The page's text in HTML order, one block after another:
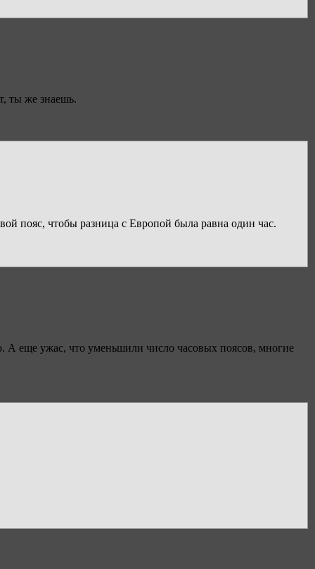
ты же знаешь.
пояс, чтобы разница с Европой была равна один час.
А еще ужас, что уменьшили число часовых поясов, многие